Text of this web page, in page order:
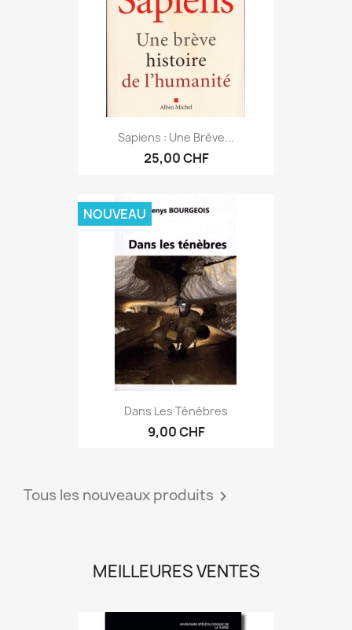
Sapiens : Une Brève...
25,00 CHF
Dans Les Ténébres
9,00 CHF
NOUVEAU
Tous les nouveaux produits 
MEILLEURES VENTES